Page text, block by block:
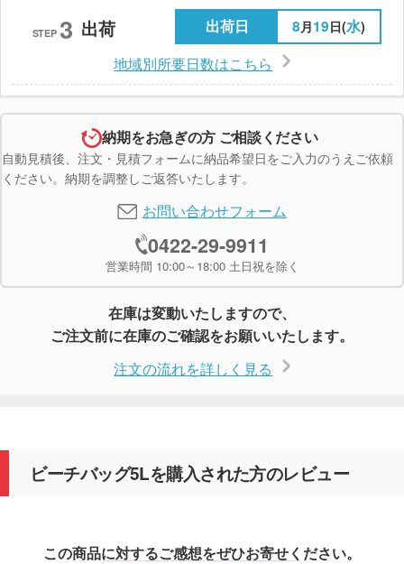
STEP 3 出荷 出荷日 8月19日(水)
地域別所要日数はこちら
納期をお急ぎの方 ご相談ください
自動見積後、注文・見積フォームに納品希望日をご入力のうえご依頼
ください。納期を調整しご返答いたします。
お問い合わせフォーム
0422-29-9911
営業時間 10:00～18:00 土日祝を除く
在庫は変動いたしますので、
ご注文前に在庫のご確認をお願いいたします。
注文の流れを詳しく見る
ビーチバッグ5Lを購入された方のレビュー
この商品に対するご感想をぜひお寄せください。